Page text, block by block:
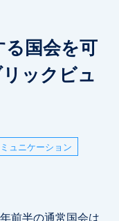
国会を可
ックビュ
ュニケーション
前半の通常国会は